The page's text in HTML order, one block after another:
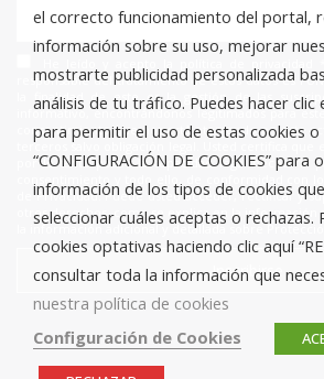
responsable del tratamiento de estos datos es
la finalidad de este es la gestión de las
informativo, encontrándonos legitimados para
consentimiento que nos está otorgando en este
terceros salvo obligación legal. Usted certifica que
por lo tanto posee la capacidad legal necesaria
de Privacidad. Puede usted acceder, rectificar y
otros derechos, como se explica en la información
la información adicional y detallada sobre
el correcto funcionamiento del portal,
información sobre su uso, mejorar
mostrarte publicidad personalizada
análisis de tu tráfico. Puedes hacer clic
para permitir el uso de estas cookies o
“CONFIGURACIÓN DE COOKIES” para
información de los tipos de cookies
seleccionar cuáles aceptas o rechazas.
cookies optativas haciendo clic aquí
consultar toda la información que
nuestra política de cookies
Configuración de Cookies